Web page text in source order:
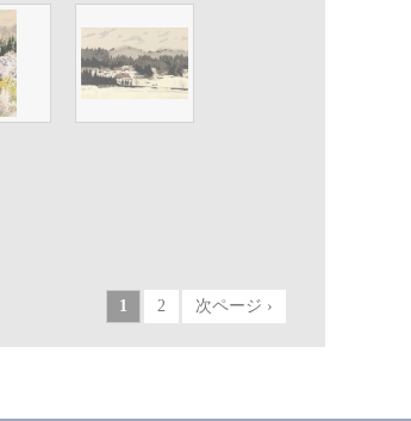
1 2 次ページ ›